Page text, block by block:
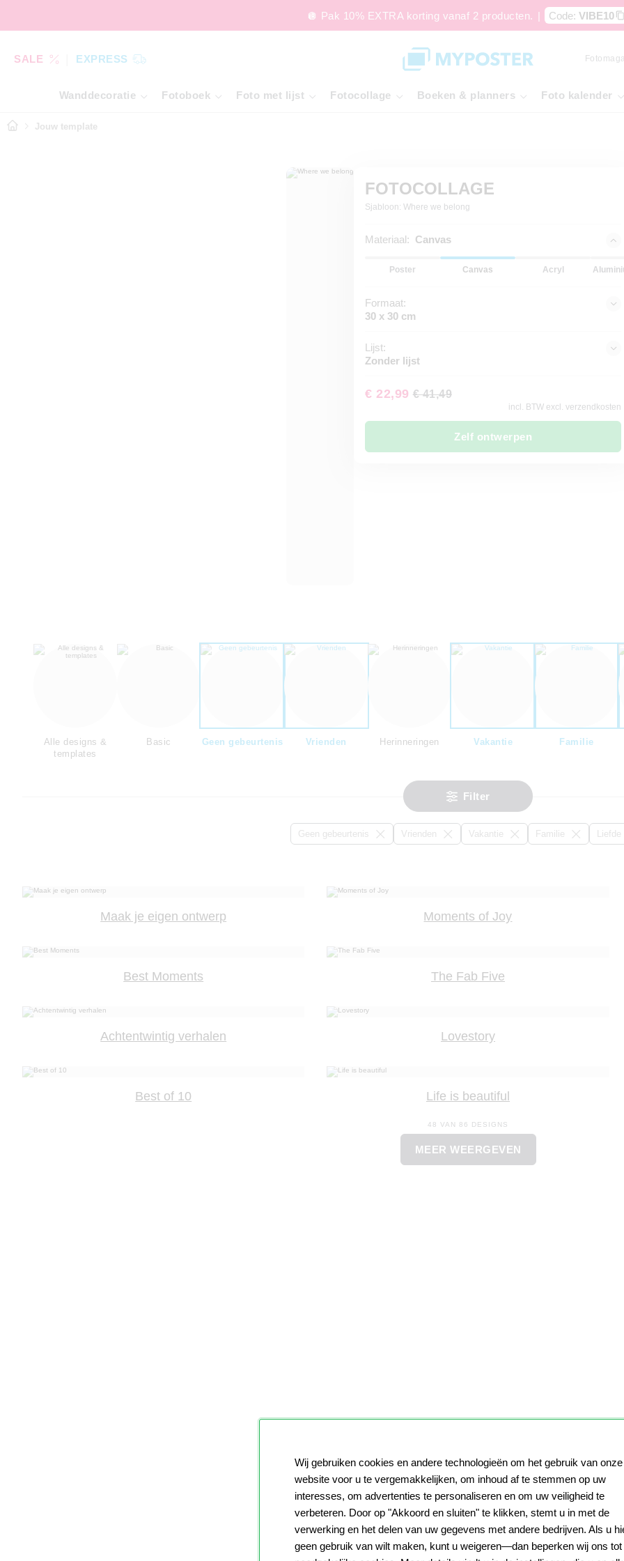
Wij gebruiken cookies en andere technologieën om het gebruik van onze
website voor u te vergemakkelijken, om inhoud af te stemmen op uw
interesses, om advertenties te personaliseren en om uw veiligheid te
verbeteren. Door op "Akkoord en sluiten" te klikken, stemt u in met de
verwerking en het delen van uw gegevens met andere bedrijven. Als u
geen gebruik van wilt maken, kunt u weigeren—dan beperken wij ons tot
🪩 Pak 10% EXTRA korting vanaf 2 producten. | Code:VIBE10
SALE EXPRESS
Wanddecoratie Fotoboek Foto met lijst Fotocollage Boeken & planners Foto kalender
Jouw template
FOTOCOLLAGE
Sjabloon: Where we belong
Materiaal: Canvas
Poster Canvas Acryl
Formaat:
30 x 30 cm
Lijst:
Zonder lijst
€ 22,99 € 41,49
incl. BTW excl. verzendkosten
Zelf ontwerpen
Alle designs &
templates
Basic Geen gebeurtenis Vrienden Herinneringen Vakantie Familie
Filter
Geen gebeurtenis Vrienden Vakantie Familie Liefde
Maak je eigen ontwerp Moments of Joy
Best Moments The Fab Five
Achtentwintig verhalen Lovestory
Best of 10 Life is beautiful
48 VAN 86 DESIGNS
MEER WEERGEVEN